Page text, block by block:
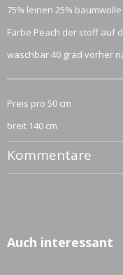
75% leinen 25%
Farbe Peach der stoff auf
waschbar 40 grad vorher
Preis pro 50 cm
breit 140 cm
Kommentare
Auch interessant